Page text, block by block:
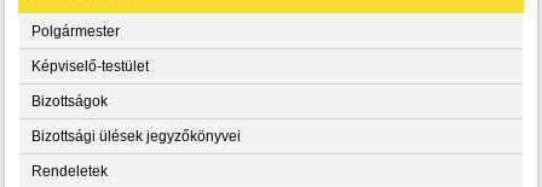
Polgármester
Képviselő-testület
Bizottságok
Bizottsági ülések jegyzőkönyvei
Rendeletek